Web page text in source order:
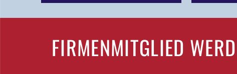
FIRMENMITGLIED